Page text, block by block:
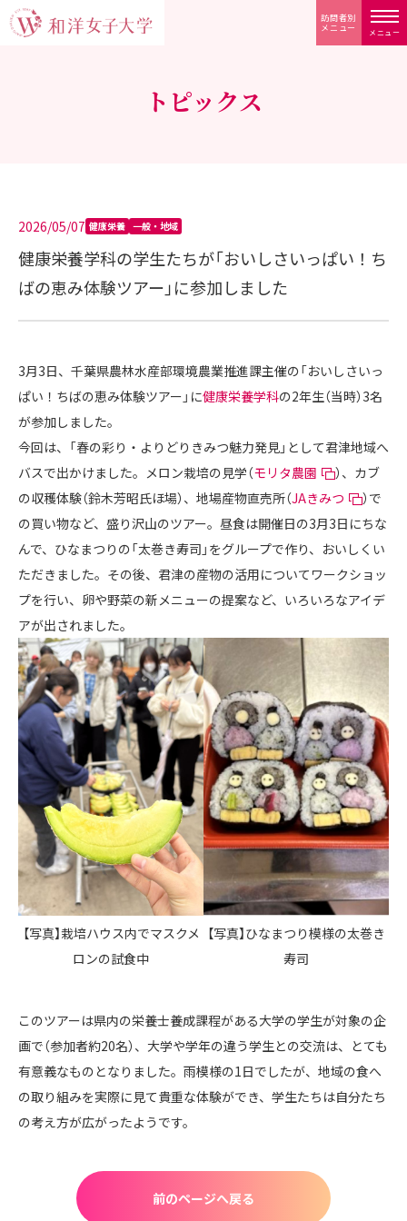
メニュー
訪問者別
メニュー
トピックス
2026/05/07 健康栄養 一般・地域
健康栄養学科の学生たちが「おいしさいっぱい！ち
ばの恵み体験ツアー」に参加しました
3月3日、千葉県農林水産部環境農業推進課主催の「おいしさいっ
ぱい！ちばの恵み体験ツアー」に健康栄養学科の2年生（当時）3名
が参加しました。
今回は、「春の彩り・よりどりきみつ魅力発見」として君津地域へ
バスで出かけました。メロン栽培の見学（モリタ農園
）、カブ
の収穫体験（鈴木芳昭氏ほ場）、地場産物直売所（JAきみつ
）で
の買い物など、盛り沢山のツアー。昼食は開催日の3月3日にちな
んで、ひなまつりの「太巻き寿司」をグループで作り、おいしくい
ただきました。その後、君津の産物の活用についてワークショッ
プを行い、卵や野菜の新メニューの提案など、いろいろなアイデ
アが出されました。
【写真】栽培ハウス内でマスクメ
ロンの試食中
【写真】ひなまつり模様の太巻き
寿司
このツアーは県内の栄養士養成課程がある大学の学生が対象の企
画で（参加者約20名）、大学や学年の違う学生との交流は、とても
有意義なものとなりました。雨模様の1日でしたが、地域の食へ
の取り組みを実際に見て貴重な体験ができ、学生たちは自分たち
の考え方が広がったようです。
前のページへ戻る